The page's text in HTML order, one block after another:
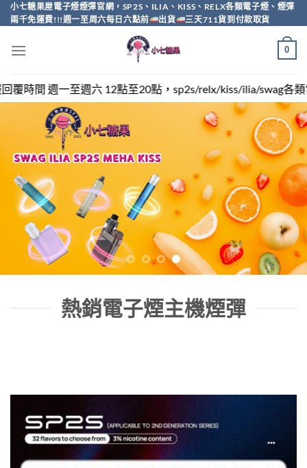
Skip
to
小七糖果屋電子煙煙彈官網，SP2S、ILIA、KISS、RELX各類電子煙、煙彈
兩千免運費!!!週一至周六每日六點前
出貨 三天711貨到付款取貨
0
12點至20點，sp2s/relx/kiss/ilia/swag各類電子煙煙彈買越
熱銷電子煙主機煙彈